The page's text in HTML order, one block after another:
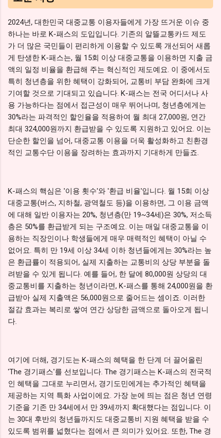
2024년, 대한민국 대중교통 이용자들에게 가장 뜨거운 이슈 중
하나는 바로 K-패스의 도입입니다. 기존의 알뜰교통카드 제도
가 더 많은 국민들이 편리하게 이용할 수 있도록 개선되어 새롭
게 탄생한 K-패스는, 월 15회 이상 대중교통을 이용하면 지출 금
액의 일정 비율을 환급해 주는 혁신적인 제도예요. 이 중에서도
특히 청년층을 위한 혜택이 강화되어, 교통비 부담 완화에 크게
기여할 것으로 기대되고 있습니다. K-패스는 전국 어디서나 사
용 가능하다는 점에서 접근성이 매우 뛰어나며, 청년층에게는
30%라는 파격적인 할인율을 적용하여 월 최대 27,000원, 연간
최대 324,000원까지 환급받을 수 있도록 지원하고 있어요. 이는
단순한 할인을 넘어, 대중교통 이용을 더욱 활성화하고 친환경
적인 교통수단 이용을 장려하는 효과까지 기대하게 만들죠.
K-패스의 핵심은 '이용 횟수'와 '환급 비율'입니다. 월 15회 이상
대중교통(버스, 지하철, 광역철도 등)을 이용하면, 그 이용 금액
에 대해 일반 이용자는 20%, 청년층(만 19~34세)은 30%, 저소득
층은 50%를 환급받게 되는 구조예요. 이는 매일 대중교통을 이
용하는 직장인이나 학생들에게 매우 매력적인 혜택이 아닐 수
없어요. 특히 만 19세 이상 34세 이하 청년들에게는 30%라는 높
은 환급률이 적용되어, 실제 지출하는 교통비의 상당 부분을 돌
려받을 수 있게 됩니다. 예를 들어, 한 달에 80,000원 상당의 대
중교통비를 지출하는 청년이라면, K-패스를 통해 24,000원을 환
급받아 실제 지출액은 56,000원으로 줄어드는 셈이죠. 이러한
절감 효과는 복리로 쌓여 연간 상당한 금액으로 돌아오게 됩니
다.
여기에 더해, 경기도는 K-패스의 혜택을 한 단계 더 끌어올린
'The 경기패스'를 선보입니다. The 경기패스는 K-패스의 전국적
인 혜택을 그대로 누리면서, 경기도민에게는 추가적인 혜택을
제공하는 지역 특화 사업이에요. 가장 눈에 띄는 점은 청년 연령
기준을 기존 만 34세에서 만 39세까지 확대했다는 점입니다. 이
는 30대 후반의 청년들까지도 대중교통비 지원 혜택을 받을 수
있도록 범위를 넓혔다는 점에서 큰 의미가 있어요. 또한, The 경